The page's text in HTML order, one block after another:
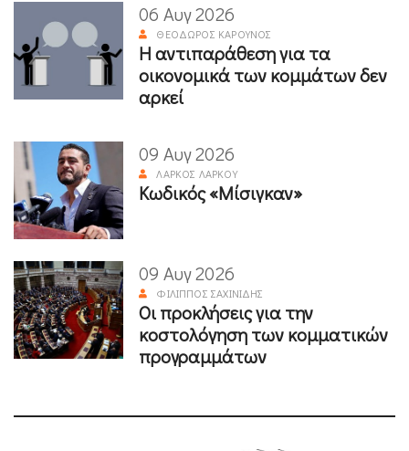
06 Αυγ 2026
ΘΕΌΔΩΡΟΣ ΚΑΡΟΎΝΟΣ
Η αντιπαράθεση για τα
οικονομικά των κομμάτων δεν
αρκεί
09 Αυγ 2026
ΛΆΡΚΟΣ ΛΆΡΚΟΥ
Κωδικός «Μίσιγκαν»
09 Αυγ 2026
ΦΊΛΙΠΠΟΣ ΣΑΧΙΝΊΔΗΣ
Οι προκλήσεις για την
κοστολόγηση των κομματικών
προγραμμάτων